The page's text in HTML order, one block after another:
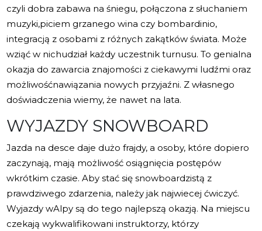
czyli dobra zabawa na śniegu, połączona z słuchaniem
muzyki,piciem grzanego wina czy bombardinio,
integracją z osobami z różnych zakątków świata. Może
wziąć w nichudział każdy uczestnik turnusu. To genialna
okazja do zawarcia znajomości z ciekawymi ludźmi oraz
możliwośćnawiązania nowych przyjaźni. Z własnego
doświadczenia wiemy, że nawet na lata.
WYJAZDY SNOWBOARD
Jazda na desce daje dużo frajdy, a osoby, które dopiero
zaczynają, mają możliwość osiągnięcia postępów
wkrótkim czasie. Aby stać się snowboardzistą z
prawdziwego zdarzenia, należy jak najwiecej ćwiczyć.
Wyjazdy wAlpy są do tego najlepszą okazją. Na miejscu
czekają wykwalifikowani instruktorzy, którzy